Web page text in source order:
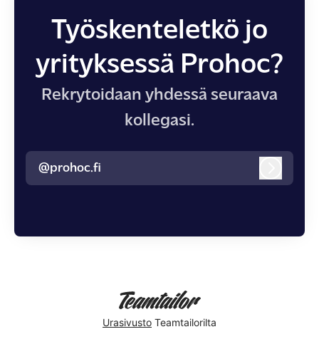
Työskenteletkö jo
yrityksessä Prohoc?
Rekrytoidaan yhdessä seuraava
kollegasi.
@prohoc.fi
Urasivusto Teamtailorilta